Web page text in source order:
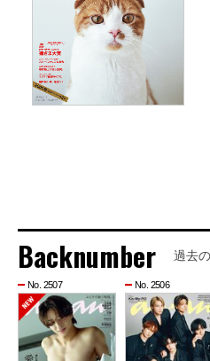
Backnumber 過去
No. 2507 No. 2506